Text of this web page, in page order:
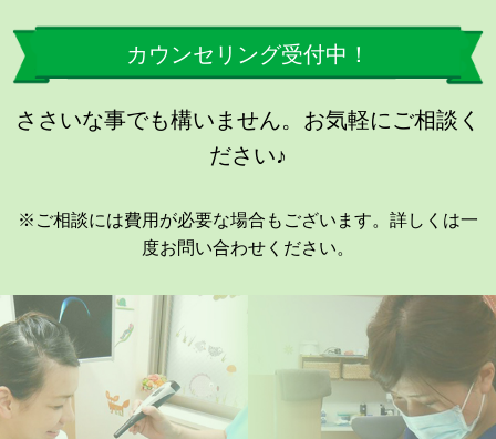
カウンセリング受付中！
ささいな事でも構いません。お気軽にご相談く
ださい♪
※ご相談には費用が必要な場合もございます。詳しくは一
度お問い合わせください。